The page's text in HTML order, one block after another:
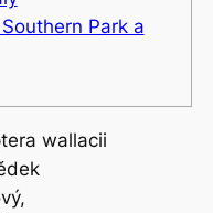
Park a
wallacii